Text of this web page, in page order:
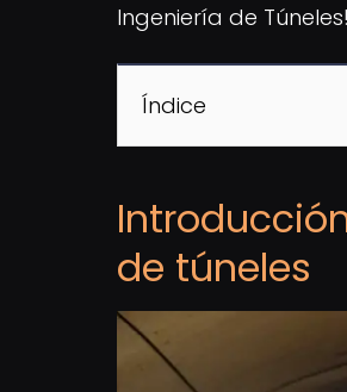
Ingeniería de Túneles!
Índice
de túneles